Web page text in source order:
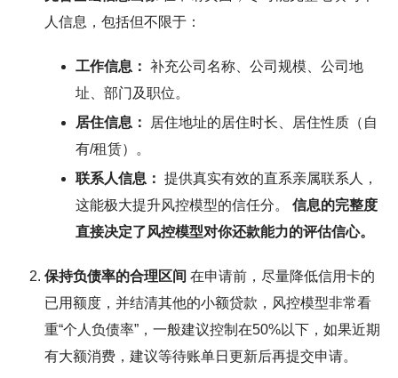
人信息，包括但不限于：
工作信息： 补充公司名称、公司规模、公司地
址、部门及职位。
居住信息：
居住地址的居住时长、居住性质（自
有/租赁）。
联系人信息： 提供真实有效的直系亲属联系人，
这能极大提升风控模型的信任分。 信息的完整度
直接决定了风控模型对你还款能力的评估信心。
保持负债率的合理区间 在申请前，尽量降低信用卡的
已用额度，并结清其他的小额贷款，风控模型非常看
重“个人负债率”，一般建议控制在50%以下，如果近期
有大额消费，建议等待账单日更新后再提交申请。